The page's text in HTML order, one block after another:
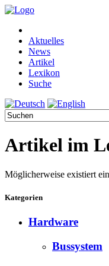
Aktuelles
News
Artikel
Lexikon
Suche
Artikel im
Möglicherweise existiert
Kategorien
Hardware
Bussystem